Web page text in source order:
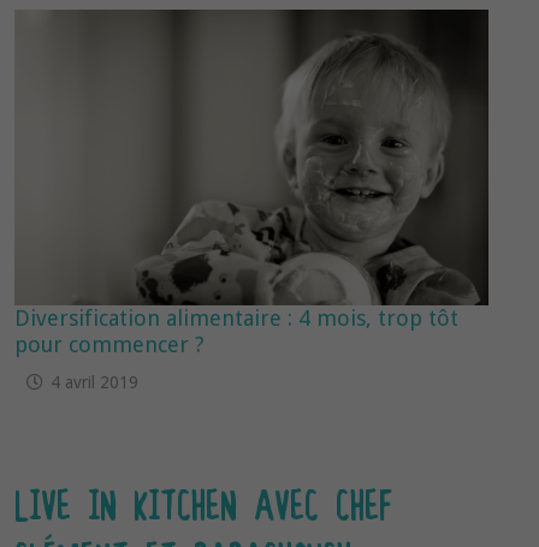
Diversification alimentaire : 4 mois, trop tôt
pour commencer ?
4 avril 2019
LIVE IN KITCHEN AVEC CHEF